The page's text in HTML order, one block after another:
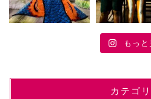
もっと
カテゴ